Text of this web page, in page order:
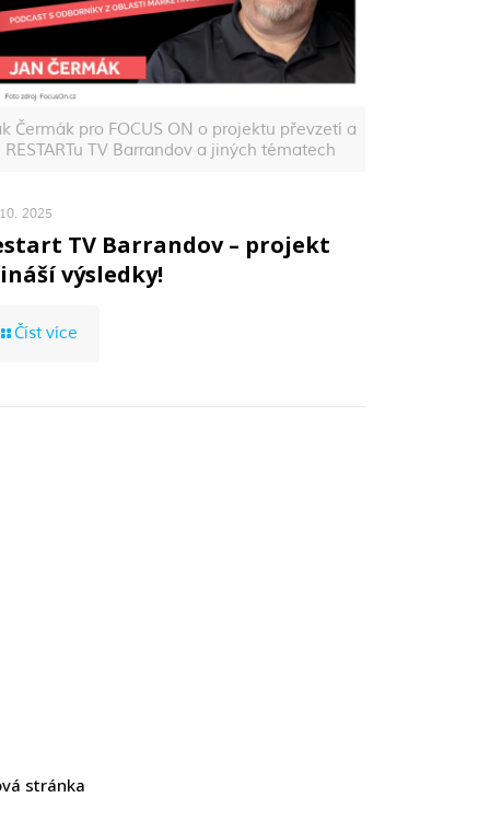
Čermák pro FOCUS ON o projektu převzetí a
RESTARTu TV Barrandov a jiných tématech
2025
TV Barrandov – projekt
výsledky!
Číst více
stránka